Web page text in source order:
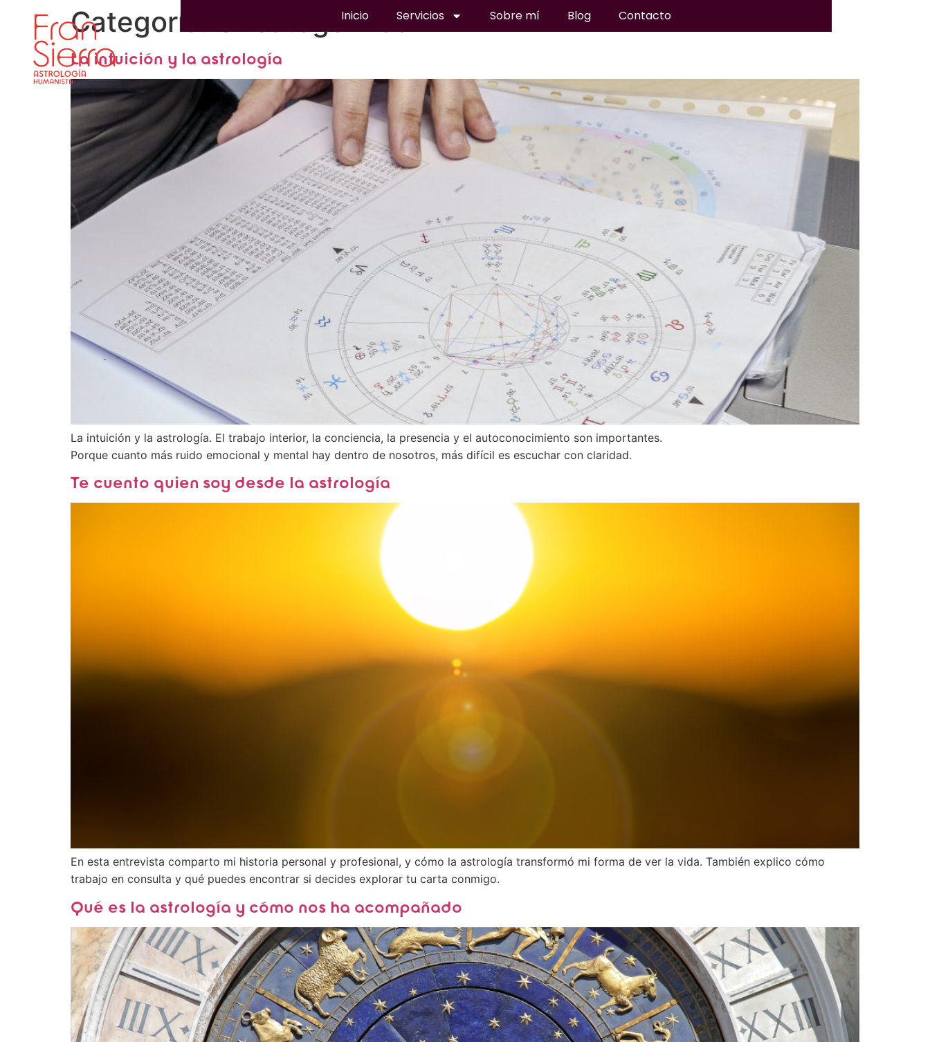
Inicio Servicios Sobre mí Blog Contacto
Categoría: Uncategorized
La intuición y la astrología
La intuición y la astrología. El trabajo interior, la conciencia, la presencia y el autoconocimiento son importantes.
Porque cuanto más ruido emocional y mental hay dentro de nosotros, más difícil es escuchar con claridad.
Te cuento quien soy desde la astrología
En esta entrevista comparto mi historia personal y profesional, y cómo la astrología transformó mi forma de ver la vida. También explico cómo
trabajo en consulta y qué puedes encontrar si decides explorar tu carta conmigo.
Qué es la astrología y cómo nos ha acompañado